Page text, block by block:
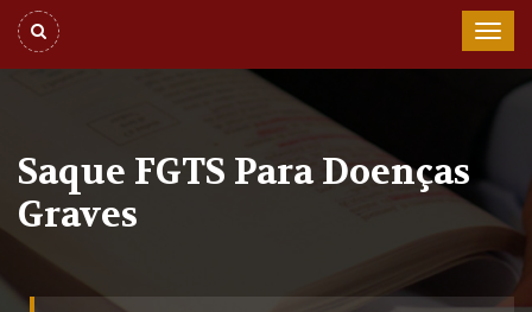
Saque FGTS Para Doenças
Graves